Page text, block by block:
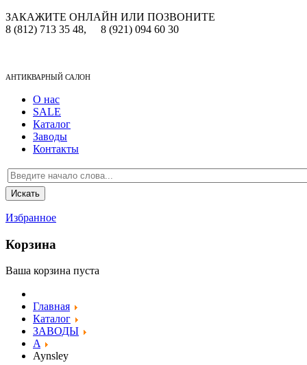
ЗАКАЖИТЕ ОНЛАЙН ИЛИ ПОЗВОНИТЕ
8 (812) 713 35 48,
8 (921) 094 60 30
АНТИКВАРНЫЙ САЛОН
О нас
SALE
Каталог
Заводы
Контакты
Избранное
Корзина
Ваша корзина пуста
Главная
Каталог
ЗАВОДЫ
A
Aynsley